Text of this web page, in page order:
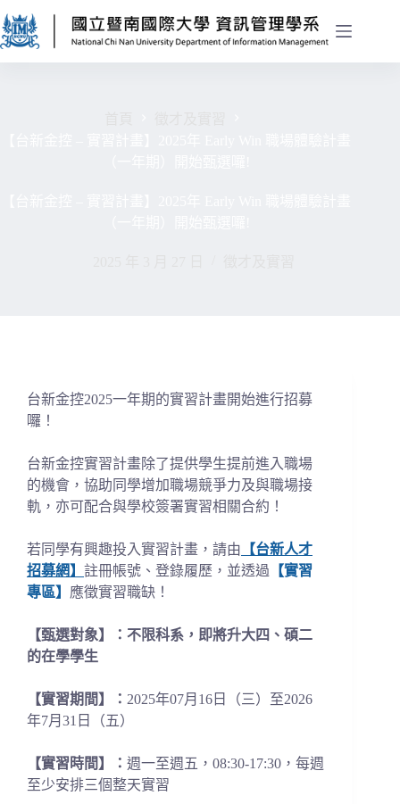
台新金控2025一年期的實習計畫開始進行招募
囉！
台新金控實習計畫除了提供學生提前進入職場
的機會，協助同學增加職場競爭力及與職場接
軌，亦可配合與學校簽署實習相關合約！
若同學有興趣投入實習計畫，請由 【台新人才
招募網】 註冊帳號、登錄履歷，並透過 【實習
專區】 應徵實習職缺！
【甄選對象】：不限科系，即將升大四、碩二
的在學學生
【實習期間】： 2025年07月16日（三）至2026
年7月31日（五）
【實習時間】： 週一至週五，08:30-17:30，每週
至少安排三個整天實習